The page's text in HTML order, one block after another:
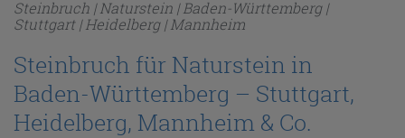
ANFRAGE
KONFIGURATOR
ONLINE-SHOP
Steinbruch | Naturstein | Baden-Württemberg |
Stuttgart | Heidelberg | Mannheim
Steinbruch für Naturstein in
Baden-Württemberg – Stuttgart,
Heidelberg, Mannheim & Co.